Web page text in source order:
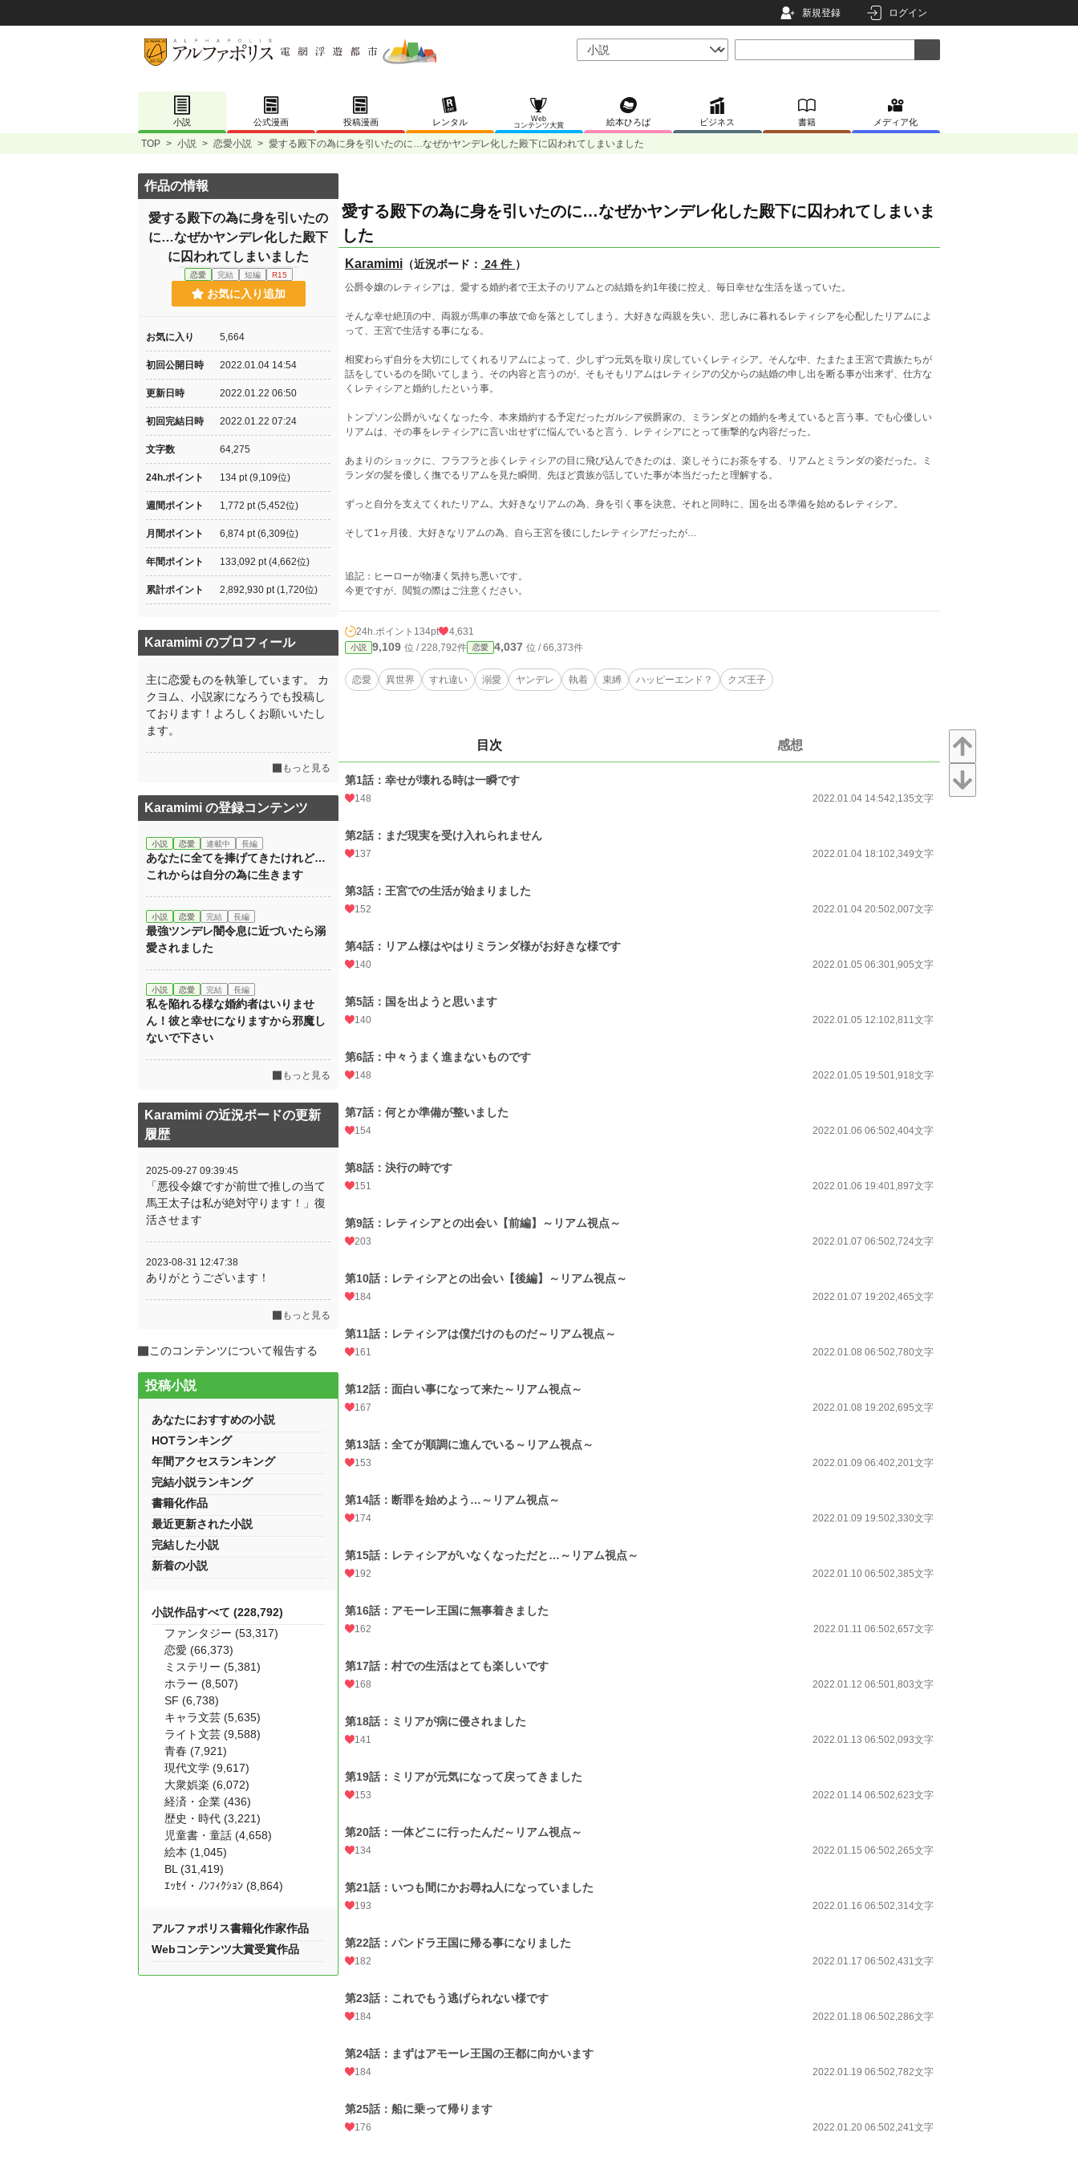
新規登録 ログイン
小説 公式漫画 投稿漫画 レンタル
Web
コンテンツ大賞
絵本ひろば ビジネス 書籍 メディア化
TOP > 小説 > 恋愛小説 > 愛する殿下の為に身を引いたのに…なぜかヤンデレ化した殿下に囚われてしまいました
愛する殿下の為に身を引いたのに…なぜかヤンデレ化した殿下に囚われてしまいま
した
Karamimi （近況ボード： 24 件 ）
公爵令嬢のレティシアは、愛する婚約者で王太子のリアムとの結婚を約1年後に控え、毎日幸せな生活を送っていた。
そんな幸せ絶頂の中、両親が馬車の事故で命を落としてしまう。大好きな両親を失い、悲しみに暮れるレティシアを心配したリアムによ
って、王宮で生活する事になる。
相変わらず自分を大切にしてくれるリアムによって、少しずつ元気を取り戻していくレティシア。そんな中、たまたま王宮で貴族たちが
話をしているのを聞いてしまう。その内容と言うのが、そもそもリアムはレティシアの父からの結婚の申し出を断る事が出来ず、仕方な
くレティシアと婚約したという事。
トンプソン公爵がいなくなった今、本来婚約する予定だったガルシア侯爵家の、ミランダとの婚約を考えていると言う事。でも心優しい
リアムは、その事をレティシアに言い出せずに悩んでいると言う、レティシアにとって衝撃的な内容だった。
あまりのショックに、フラフラと歩くレティシアの目に飛び込んできたのは、楽しそうにお茶をする、リアムとミランダの姿だった。ミ
ランダの髪を優しく撫でるリアムを見た瞬間、先ほど貴族が話していた事が本当だったと理解する。
ずっと自分を支えてくれたリアム。大好きなリアムの為、身を引く事を決意。それと同時に、国を出る準備を始めるレティシア。
そして1ヶ月後、大好きなリアムの為、自ら王宮を後にしたレティシアだったが…
追記：ヒーローが物凄く気持ち悪いです。
今更ですが、閲覧の際はご注意ください。
24h.ポイント 134pt 4,631
小説 9,109 位 / 228,792件 恋愛 4,037 位 / 66,373件
恋愛 異世界 すれ違い 溺愛 ヤンデレ 執着 束縛 ハッピーエンド？ クズ王子
目次 感想
第1話：幸せが壊れる時は一瞬です
148 2022.01.04 14:542,135文字
第2話：まだ現実を受け入れられません
137 2022.01.04 18:102,349文字
第3話：王宮での生活が始まりました
152 2022.01.04 20:502,007文字
第4話：リアム様はやはりミランダ様がお好きな様です
140 2022.01.05 06:301,905文字
第5話：国を出ようと思います
140 2022.01.05 12:102,811文字
第6話：中々うまく進まないものです
148 2022.01.05 19:501,918文字
第7話：何とか準備が整いました
154 2022.01.06 06:502,404文字
第8話：決行の時です
151 2022.01.06 19:401,897文字
第9話：レティシアとの出会い【前編】～リアム視点～
203 2022.01.07 06:502,724文字
第10話：レティシアとの出会い【後編】～リアム視点～
184 2022.01.07 19:202,465文字
第11話：レティシアは僕だけのものだ～リアム視点～
161 2022.01.08 06:502,780文字
第12話：面白い事になって来た～リアム視点～
167 2022.01.08 19:202,695文字
第13話：全てが順調に進んでいる～リアム視点～
153 2022.01.09 06:402,201文字
第14話：断罪を始めよう…～リアム視点～
174 2022.01.09 19:502,330文字
第15話：レティシアがいなくなっただと…～リアム視点～
192 2022.01.10 06:502,385文字
第16話：アモーレ王国に無事着きました
162 2022.01.11 06:502,657文字
第17話：村での生活はとても楽しいです
168 2022.01.12 06:501,803文字
第18話：ミリアが病に侵されました
141 2022.01.13 06:502,093文字
第19話：ミリアが元気になって戻ってきました
153 2022.01.14 06:502,623文字
第20話：一体どこに行ったんだ～リアム視点～
134 2022.01.15 06:502,265文字
第21話：いつも間にかお尋ね人になっていました
193 2022.01.16 06:502,314文字
第22話：パンドラ王国に帰る事になりました
182 2022.01.17 06:502,431文字
第23話：これでもう逃げられない様です
184 2022.01.18 06:502,286文字
第24話：まずはアモーレ王国の王都に向かいます
184 2022.01.19 06:502,782文字
第25話：船に乗って帰ります
176 2022.01.20 06:502,241文字
作品の情報
愛する殿下の為に身を引いたの
に…なぜかヤンデレ化した殿下
に囚われてしまいました
恋愛 完結 短編 R15
お気に入り追加
お気に入り 5,664
初回公開日時 2022.01.04 14:54
更新日時 2022.01.22 06:50
初回完結日時 2022.01.22 07:24
文字数 64,275
24h.ポイント 134 pt (9,109位)
週間ポイント 1,772 pt (5,452位)
月間ポイント 6,874 pt (6,309位)
年間ポイント 133,092 pt (4,662位)
累計ポイント 2,892,930 pt (1,720位)
Karamimi のプロフィール
主に恋愛ものを執筆しています。 カ
クヨム、小説家になろうでも投稿し
ております！よろしくお願いいたし
ます。
もっと見る
Karamimi の登録コンテンツ
小説 恋愛 連載中 長編
あなたに全てを捧げてきたけれど…
これからは自分の為に生きます
小説 恋愛 完結 長編
最強ツンデレ闇令息に近づいたら溺
愛されました
小説 恋愛 完結 長編
私を陥れる様な婚約者はいりませ
ん！彼と幸せになりますから邪魔し
ないで下さい
もっと見る
Karamimi の近況ボードの更新
履歴
2025-09-27 09:39:45
「悪役令嬢ですが前世で推しの当て
馬王太子は私が絶対守ります！」復
活させます
2023-08-31 12:47:38
ありがとうございます！
もっと見る
このコンテンツについて報告する
投稿小説
あなたにおすすめの小説
HOTランキング
年間アクセスランキング
完結小説ランキング
書籍化作品
最近更新された小説
完結した小説
新着の小説
小説作品すべて (228,792)
ファンタジー (53,317)
恋愛 (66,373)
ミステリー (5,381)
ホラー (8,507)
SF (6,738)
キャラ文芸 (5,635)
ライト文芸 (9,588)
青春 (7,921)
現代文学 (9,617)
大衆娯楽 (6,072)
経済・企業 (436)
歴史・時代 (3,221)
児童書・童話 (4,658)
絵本 (1,045)
BL (31,419)
ｴｯｾｲ・ﾉﾝﾌｨｸｼｮﾝ (8,864)
アルファポリス書籍化作家作品
Webコンテンツ大賞受賞作品